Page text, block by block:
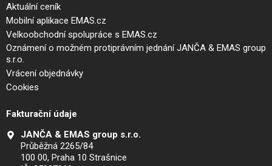
Aktuální ceník
Mobilní aplikace EMAS.cz
Velkoobchodní spolupráce s EMAS.cz
Oznámení o možném protiprávním jednání JANČA & EMAS group
s.r.o.
Vrácení objednávky
Cookies
Fakturační údaje
JANČA & EMAS group s.r.o.
Průběžná 2265/84
100 00, Praha 10 Strašnice